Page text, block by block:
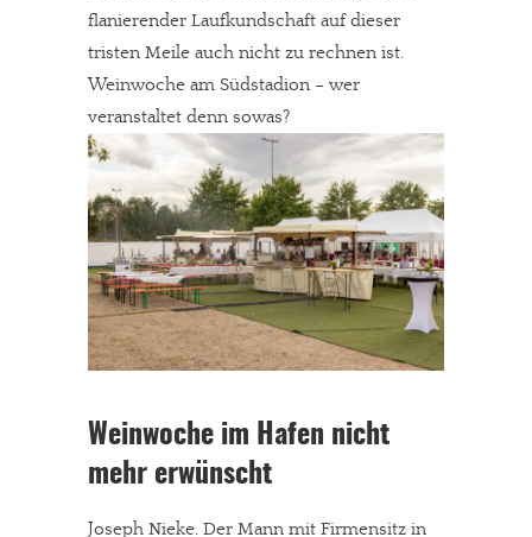
flanierender Laufkundschaft auf dieser
tristen Meile auch nicht zu rechnen ist.
Weinwoche am Südstadion – wer
veranstaltet denn sowas?
Weinwoche im Hafen nicht
mehr erwünscht
Joseph Nieke. Der Mann mit Firmensitz in